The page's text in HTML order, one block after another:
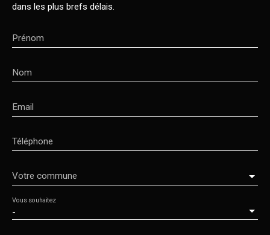
dans les plus brefs délais.
Prénom
Nom
Email
Téléphone
Votre commune
-
Vous souhaitez